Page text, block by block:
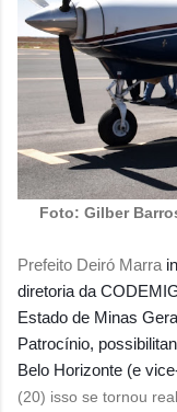
Foto: Gilber
Prefeito Deiró Marra
diretoria da
Estado de Minas
Patrocínio,
Belo Horizonte (e
(20) isso se tornou